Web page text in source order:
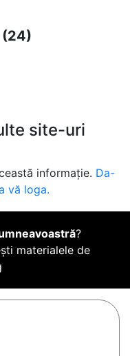
(24)
site-uri
informație. Da-
vă loga.
?
materialele de